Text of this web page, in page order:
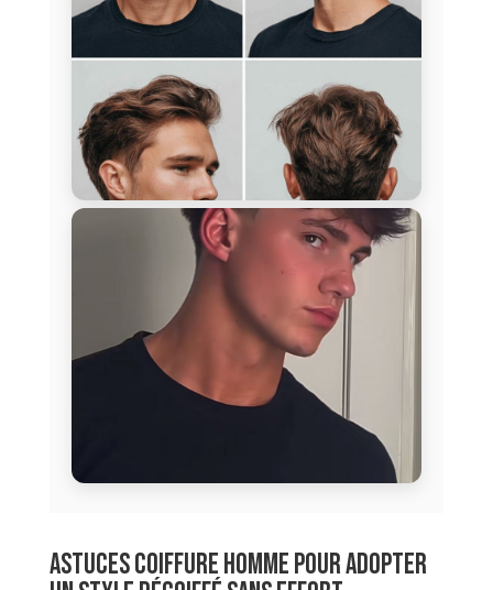
Astuces coiffure homme pour adopter